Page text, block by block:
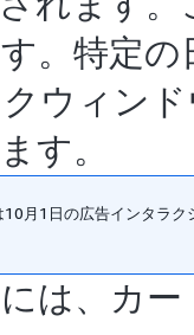
。特定
ウィン
す。
月1日の広告インタラ
は、カ